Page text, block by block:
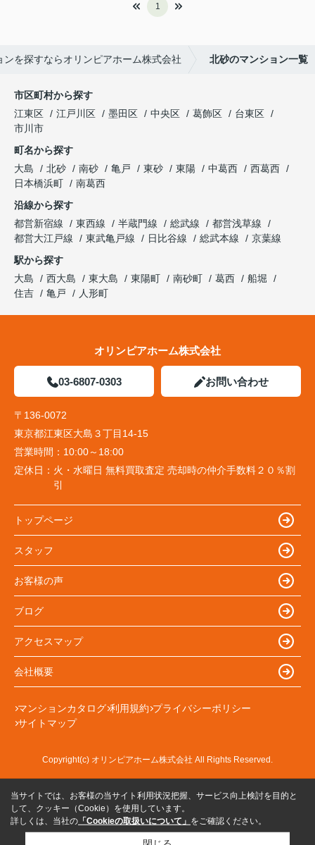
1
を探すならオリンピアホーム株式会社 北砂のマンション一覧
市区町村から探す
江東区
江戸川区 墨田区 中央区 葛飾区
台東区
市川市
町名から探す
大島
北砂 南砂 亀戸 東砂 東陽 中葛西
西葛西
日本橋浜町
南葛西
沿線から探す
都営新宿線
東西線 半蔵門線 総武線
都営浅草線
都営大江戸線
東武亀戸線 日比谷線 総武本線
京葉線
駅から探す
大島
西大島 東大島 東陽町 南砂町 葛西
船堀
住吉
亀戸 人形町
オリンピアホーム株式会社
03-6807-0303 お問い合わせ
〒136-0072
東京都江東区大島３丁目14-15
営業時間： 10:00～18:00
定休日： 火・水曜日 無料買取査定 売却時の仲介手数料２０％割
引
トップページ
スタッフ
お客様の声
ブログ
アクセスマップ
会社概要
マンションカタログ 利用規約 プライバシーポリシー
サイトマップ
Copyright(c) オリンピアホーム株式会社 All Rights Reserved.
当サイトでは、お客様の当サイト利用状況把握、サービス向上検討を目的と
して、クッキー（Cookie）を使用しています。
詳しくは、当社の 「Cookieの取扱いについて」 をご確認ください。